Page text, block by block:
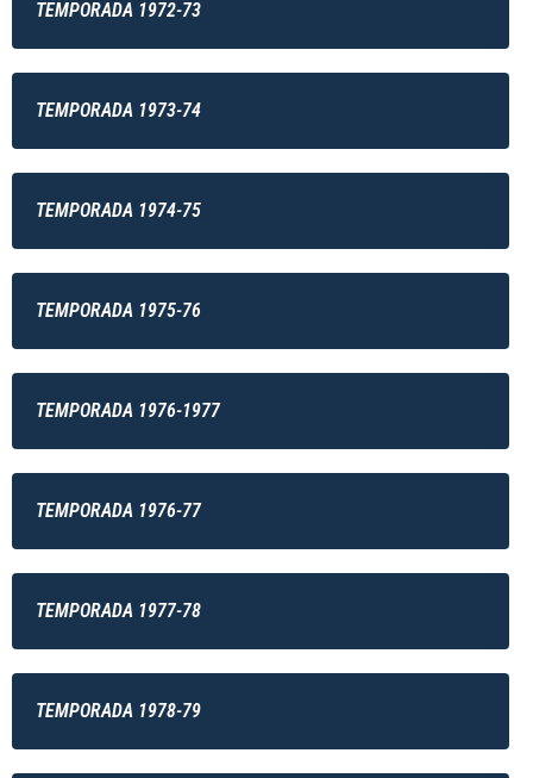
TEMPORADA 1972-73
TEMPORADA 1973-74
TEMPORADA 1974-75
TEMPORADA 1975-76
TEMPORADA 1976-1977
TEMPORADA 1976-77
TEMPORADA 1977-78
TEMPORADA 1978-79